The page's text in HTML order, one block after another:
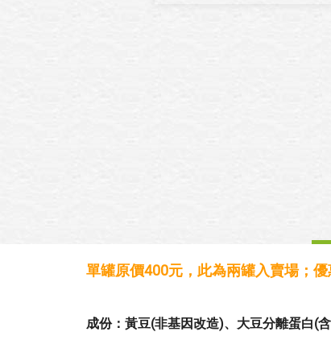
單罐原價400元，此為兩罐入賣場； 優
成份： 黃豆(非基因改造)、大豆分離蛋白(含
成份：黃豆(非基因改造)、大豆分離蛋白(